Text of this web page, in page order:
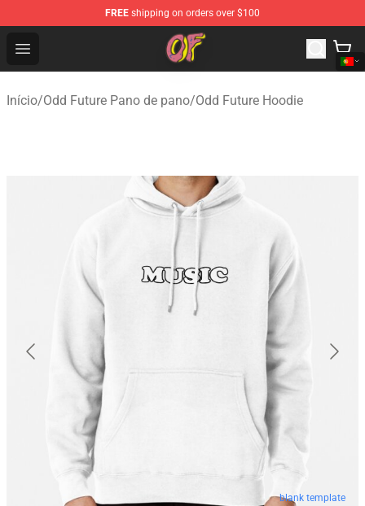
FREE shipping on orders over $100
Open menu
Odd Future Shop - Official Odd Future Merchandise Store
Início/Odd Future Pano de pano/Odd Future Hoodie
blank template